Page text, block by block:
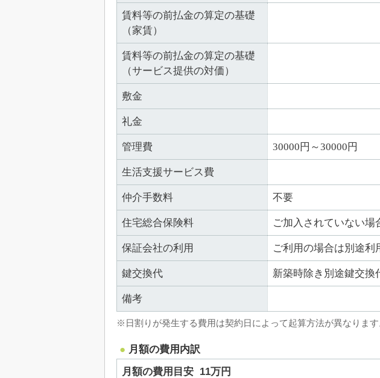
賃料等の前払金の算定の基礎
（家賃）
賃料等の前払金の算定の基礎
（サービス提供の対価）
敷金
礼金
管理費 30000円～30000円
生活支援サービス費
仲介手数料 不要
住宅総合保険料 ご加入されていない場
保証会社の利用 ご利用の場合は別途利
鍵交換代 新築時除き別途鍵交換
備考
※日割りが発生する費用は契約日によって起算方法が異なります
月額の費用内訳
月額の費用目安 11万円